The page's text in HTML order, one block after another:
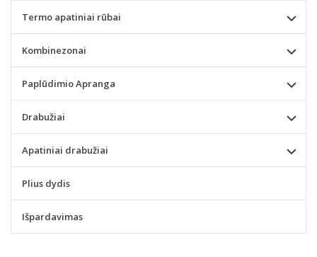
Termo apatiniai rūbai
Kombinezonai
Paplūdimio Apranga
Drabužiai
Apatiniai drabužiai
Plius dydis
Išpardavimas